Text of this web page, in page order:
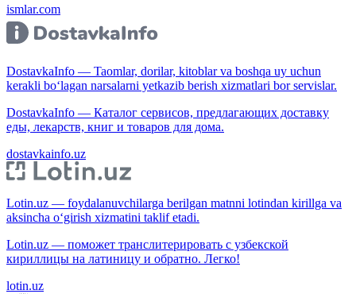
ismlar.com
DostavkaInfo — Taomlar, dorilar, kitoblar va boshqa uy uchun
kerakli bo‘lagan narsalarni yetkazib berish xizmatlari bor servislar.
DostavkaInfo — Каталог сервисов, предлагающих доставку
еды, лекарств, книг и товаров для дома.
dostavkainfo.uz
Lotin.uz — foydalanuvchilarga berilgan matnni lotindan kirillga va
aksincha o‘girish xizmatini taklif etadi.
Lotin.uz — поможет транслитерировать с узбекской
кириллицы на латиницу и обратно. Легко!
lotin.uz